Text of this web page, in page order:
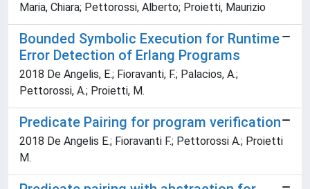
Maria, Chiara; Pettorossi, Alberto; Proietti, Maurizio
Bounded Symbolic Execution for Runtime
Error Detection of Erlang Programs
2018 De Angelis, E.; Fioravanti, F.; Palacios, A.;
Pettorossi, A.; Proietti, M.
Predicate Pairing for program verification
2018 De Angelis E.; Fioravanti F.; Pettorossi A.; Proietti
M.